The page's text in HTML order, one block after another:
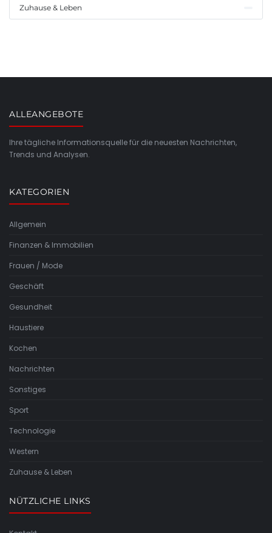
Zuhause & Leben
ALLEANGEBOTE
Ihre tägliche Informationsquelle für die neuesten Nachrichten,
Trends und Analysen.
KATEGORIEN
Allgemein
Finanzen & Immobilien
Frauen / Mode
Geschäft
Gesundheit
Haustiere
Kochen
Nachrichten
Sonstiges
Sport
Technologie
Western
Zuhause & Leben
NÜTZLICHE LINKS